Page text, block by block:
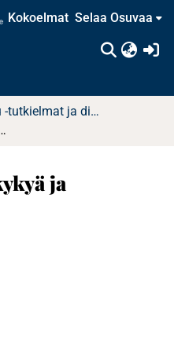
Kokoelmat Selaa Osuvaa
Pro gradu -tutkielmat ja diplomityöt (rajattu saatavuus)
ja työhyvinvointia
ja